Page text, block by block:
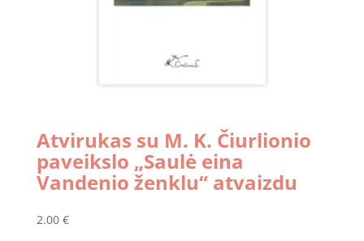
Atvirukas su M. K. Čiurlionio
paveikslo „Saulė eina
Vandenio ženklu“ atvaizdu
2.00 €